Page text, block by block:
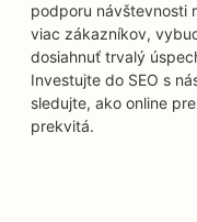
podporu návštevnosti
viac zákazníkov,
dosiahnuť trvalý
Investujte do SEO s
sledujte, ako online
prekvitá.